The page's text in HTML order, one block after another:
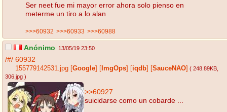
Ser neet fue mi mayor error ahora solo pienso en
meterme un tiro a lo alan
>>>60932 >>>60933 >>>60988
Anónimo 13/05/19 23:50
/#/ 60932
155779142531.jpg Google ImgOps iqdb SauceNAO ( 248.89KB
306.jpg )
>>60927
suicidarse como un cobarde ...